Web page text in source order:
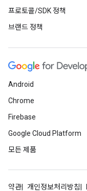
프로토콜/SDK 정책
브랜드 정책
Android
Chrome
Firebase
Google Cloud Platform
모든 제품
약관 개인정보처리방침